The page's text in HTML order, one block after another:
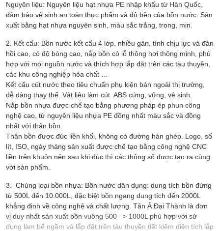
Nguyên liệu: Nguyên liệu hạt nhựa PE nhập khẩu từ Hàn Quốc,
đảm bảo vệ sinh an toàn thực phẩm và độ bền của bồn nước. Sản
xuất bằng hạt nhựa nguyên sinh, màu sắc trắng, trong, mịn.
2. Kết cấu: Bồn nước kết cấu 4 lớp, nhiều gân, tính chịu lực và đàn
hồi cao, có độ bóng cao, nắp bồn có lỗ thông hơi thông minh, phù
hợp với mọi nguồn nước và thích hợp lắp đặt trên các tàu thuyền,
các khu công nghiệp hóa chất …
Kết cấu cút nước theo tiêu chuẩn phụ kiện bán ngoài thị trường,
dễ dàng thay thế. Vật liệu làm cút ABS cứng, vững, vệ sinh.
Nắp bồn nhựa được chế tạo bằng phương pháp ép phun công
nghệ cao, từ nguyên liệu nhựa PE đồng nhất màu sắc và đồng
nhất với thân bồn.
Thân bồn được đúc liền khối, không có đường hàn ghép. Logo, số
lít, ISO, ngày tháng sản xuất được chế tạo bằng công nghệ CNC
liền trên khuôn nên sau khi đúc thì các thông số được tạo ra cùng
với sản phẩm.
3. Chủng loại bồn nhựa: Bồn nước dân dụng: dung tích bồn đứng
từ 500L đến 10.000L, đặc biệt bồn ngang dung tích đến 2000L
khẳng định về công nghệ và chất lượng. Tân Á Đại Thành là đơn
vị duy nhất sản xuất bồn vuông 500 –> 1000L phù hợp với sử
dụng làm bể ngầm và lắp đặt trên tàu thuyền tiết kiệm diện tích lắp